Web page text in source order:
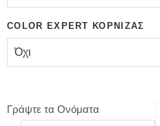
COLOR EXPERT ΚΟΡΝΊΖΑΣ
Γράψτε τα Ονόματα